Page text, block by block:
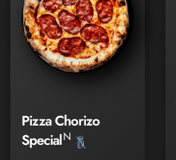
Pizza Chorizo
SpecialN